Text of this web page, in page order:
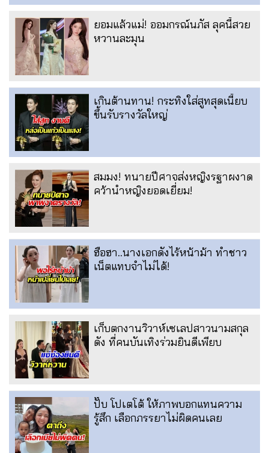
ยอมแล้วแม่! ออมกรณ์นภัส ลุคนี้สวย
หวานละมุน
เกินต้านทาน! กระทิงใส่สูทสุดเนี้ยบ
ขึ้นรับรางวัลใหญ่
สมมง! ทนายปีศาจส่งหญิงรฐาผงาด
คว้านำหญิงยอดเยี่ยม!
ฮือฮา..นางเอกดังไร้หน้าม้า ทำชาว
เน็ตแทบจำไม่ได้!
เก็บตกงานวิวาห์เซเลปสาวนามสกุล
ดัง ที่คนบันเทิงร่วมยินดีเพียบ
ปั๊บ โปเตโต้ ให้ภาพบอกแทนความ
รู้สึก เลือกภรรยาไม่ผิดคนเลย